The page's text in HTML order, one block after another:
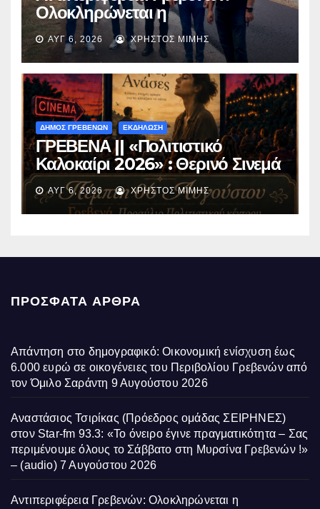
Ολοκληρώνεται η
ασφαλτόστρωση της οδού
Περιβόλι – Αβδέλλα
ΑΥΓ 6, 2026 ΧΡΉΣΤΟΣ ΜΊΜΗΣ
ΔΗΜΟΣ ΓΡΕΒΕΝΩΝ ΕΚΔΗΛΩΣΗ
ΓΡΕΒΕΝΑ || «Πολιτιστικό
Καλοκαίρι 2026» : Θερινό Σινεμά
με την βραβευμένη ταινία
«Μικρές Ανάσες».
ΑΥΓ 6, 2026 ΧΡΉΣΤΟΣ ΜΊΜΗΣ
ΠΡΌΣΦΑΤΑ ΆΡΘΡΑ
Απάντηση στο δημογραφικό: Οικονομική ενίσχυση έως
6.000 ευρώ σε οικογένειες του Περιβολίου Γρεβενών από
τον Όμιλο Σαράντη 9 Αυγούστου 2026
Αναστάσιος Τσιρίκας (Πρόεδρος ομάδας ΣΕΙΡΗΝΕΣ)
στον Star-fm 93.3: «Το όνειρο έγινε πραγματικότητα – Σας
περιμένουμε όλους το Σάββατο στη Μυρσίνα Γρεβενών !»
– (audio) 7 Αυγούστου 2026
Αντιπεριφέρεια Γρεβενών: Ολοκληρώνεται η